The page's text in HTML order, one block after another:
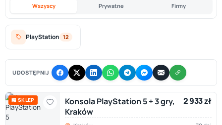
Wszyscy Prywatne Firmy
PlayStation 12
UDOSTĘPNIJ
🏪 SKLEP
Konsola PlayStation 5 + 3 gry,
Kraków
2 933 zł